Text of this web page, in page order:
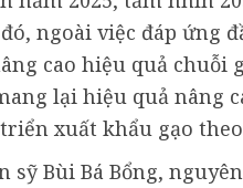
ngoài việc đáp ứng
cao hiệu quả chuỗi
lại hiệu quả nâng
xuất khẩu gạo
sỹ Bùi Bá Bổng,